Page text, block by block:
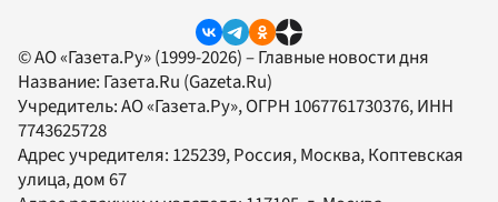
© АО «Газета.Ру» (1999-2026) – Главные новости дня
Название: Газета.Ru (Gazeta.Ru)
Учредитель:АО «Газета.Ру», ОГРН 1067761730376, ИНН
7743625728
Адрес учредителя: 125239, Россия, Москва, Коптевская
улица, дом 67